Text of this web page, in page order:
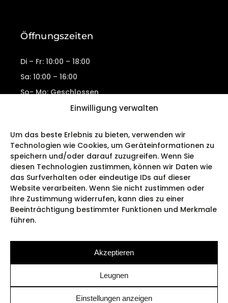
Einwilligung verwalten
Um das beste Erlebnis zu bieten, verwenden wir
Technologien wie Cookies, um Geräteinformationen zu
speichern und/oder darauf zuzugreifen. Wenn Sie
diesen Technologien zustimmen, können wir Daten wie
das Surfverhalten oder eindeutige IDs auf dieser
Website verarbeiten. Wenn Sie nicht zustimmen oder
Ihre Zustimmung widerrufen, kann dies zu einer
Beeinträchtigung bestimmter Funktionen und Merkmale
führen.
Akzeptieren
Leugnen
Einstellungen anzeigen
Öffnungszeiten
Di – Fr: 10:00 – 18:00
Sa: 10:00 – 16:00
So- Mo: Geschlossen
Kontakt
Tiergartenstr. 1, 54595 Prüm
06551 2354
0171 3692777SMS/WhatsApp
info@kausen-mode.de
Copyright 2017-2026 ©VOAP